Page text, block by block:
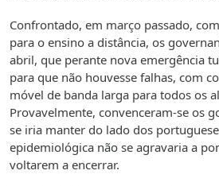
Confrontado, em março passado,
para o ensino a distância, os
abril, que perante nova emergência
para que não houvesse falhas, com
móvel de banda larga para todos os
Provavelmente, convenceram-se os
se iria manter do lado dos
epidemiológica não se agravaria a
voltarem a encerrar.